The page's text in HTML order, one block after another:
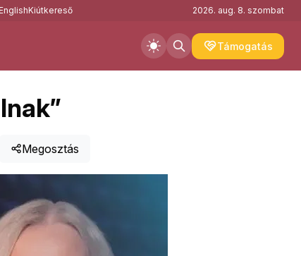
Kiútkereső 2026. aug. 8. szombat
Támogatás
Megosztás